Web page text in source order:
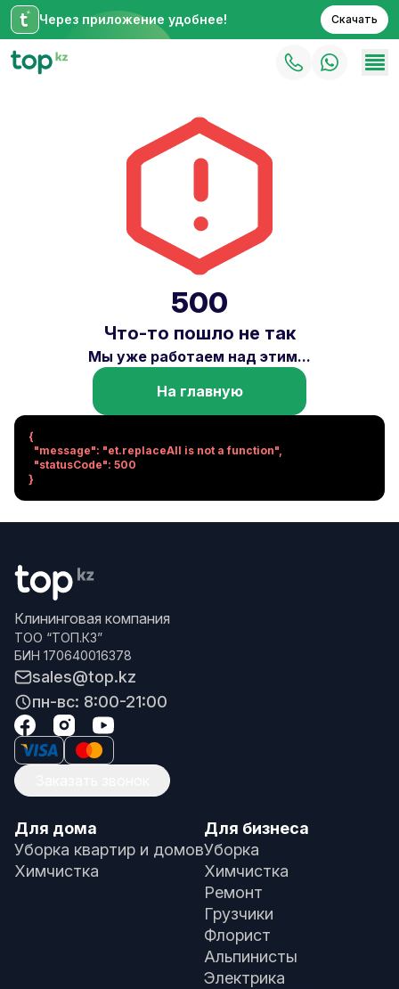
Через приложение удобнее! Скачать
500
Что-то пошло не так
Мы уже работаем над этим...
На главную
{
}
Клининговая компания
ТОО “ТОП.КЗ”
БИН 170640016378
sales@top.kz
пн-вс: 8:00-21:00
Для дома
Уборка квартир и домов
Химчистка
Для бизнеса
Уборка
Химчистка
Ремонт
Грузчики
Флорист
Альпинисты
Электрика